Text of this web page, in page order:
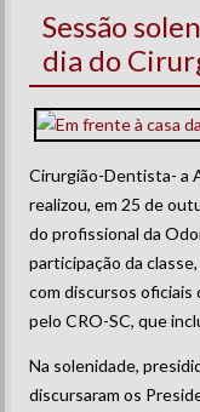
Sessão
dia do
Cirurgião-Dentista- a
realizou, em 25 de
do profissional da
participação da
com discursos
pelo CRO-SC, que
Na solenidade,
discursaram os